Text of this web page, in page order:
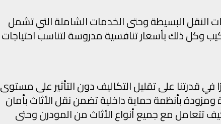
النقل البسيطة وحتى الخدمات الشاملة التي تشمل
وكل ذلك بأسعار تنافسية مدروسة لتناسب احتياجات
في قدرتنا على تقليل التكاليف دون التأثير على مستوى
بأنظمة حماية داخلية تضمن نقل الأثاث بأمان
تتعامل مع جميع أنواع الأثاث من المودرن وحتى